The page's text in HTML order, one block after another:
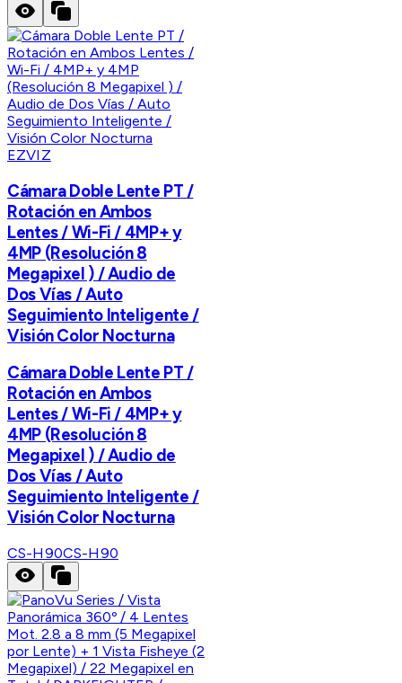
EZVIZ
Cámara Doble Lente PT /
Rotación en Ambos
Lentes / Wi-Fi / 4MP+ y
4MP (Resolución 8
Megapixel ) / Audio de
Dos Vías / Auto
Seguimiento Inteligente /
Visión Color Nocturna
Cámara Doble Lente PT /
Rotación en Ambos
Lentes / Wi-Fi / 4MP+ y
4MP (Resolución 8
Megapixel ) / Audio de
Dos Vías / Auto
Seguimiento Inteligente /
Visión Color Nocturna
CS-H90CS-H90